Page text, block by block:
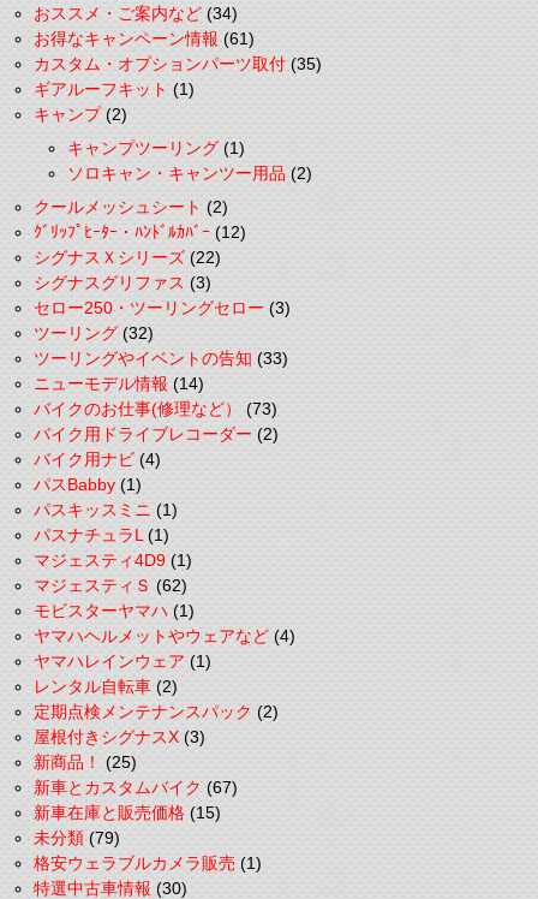
おススメ・ご案内など(34)
お得なキャンペーン情報(61)
カスタム・オプションパーツ取付(35)
ギアルーフキット(1)
キャンプ(2)
キャンプツーリング(1)
ソロキャン・キャンツー用品(2)
クールメッシュシート(2)
ｸﾞﾘｯﾌﾟﾋｰﾀｰ・ﾊﾝﾄﾞﾙｶﾊﾞｰ(12)
シグナスＸシリーズ(22)
シグナスグリファス(3)
セロー250・ツーリングセロー(3)
ツーリング(32)
ツーリングやイベントの告知(33)
ニューモデル情報(14)
バイクのお仕事(修理など）(73)
バイク用ドライブレコーダー(2)
バイク用ナビ(4)
パスBabby(1)
パスキッスミニ(1)
パスナチュラL(1)
マジェスティ4D9(1)
マジェスティＳ(62)
モビスターヤマハ(1)
ヤマハヘルメットやウェアなど(4)
ヤマハレインウェア(1)
レンタル自転車(2)
定期点検メンテナンスパック(2)
屋根付きシグナスX(3)
新商品！(25)
新車とカスタムバイク(67)
新車在庫と販売価格(15)
未分類(79)
格安ウェラブルカメラ販売(1)
特選中古車情報(30)